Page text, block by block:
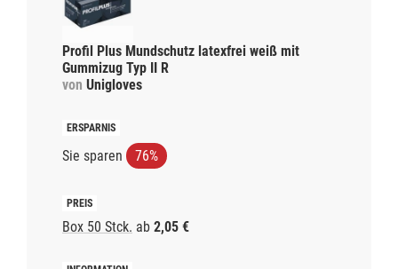
Profil Plus Mundschutz latexfrei weiß mit
Gummizug Typ II R
von Unigloves
Sie sparen 76%
Box 50 Stck. ab 2,05 €